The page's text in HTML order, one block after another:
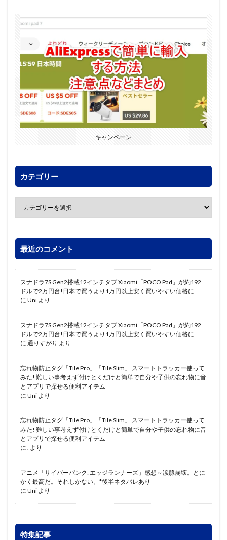
キャンペーン
カテゴリー
最近のコメント
スナドラ7S Gen2搭載12インチタブ Xiaomi「POCO Pad」が約192
ドルで2万円台!日本で買うより1万円以上安く買いやすい価格に
に Uni より
スナドラ7S Gen2搭載12インチタブ Xiaomi「POCO Pad」が約192
ドルで2万円台!日本で買うより1万円以上安く買いやすい価格に
に 通りすがり より
忘れ物防止タグ「Tile Pro」「Tile Slim」 スマートトラッカー使って
みた! 難しい事考えず付けとくだけと簡単で自分や子供の忘れ物に音
とアプリで探せる便利アイテム
に Uni より
忘れ物防止タグ「Tile Pro」「Tile Slim」 スマートトラッカー使って
みた! 難しい事考えず付けとくだけと簡単で自分や子供の忘れ物に音
とアプリで探せる便利アイテム
に . より
アニメ「サイバーパンク: エッジランナーズ」感想～涙腺崩壊。とに
かく最高だ。それしかない。*後半ネタバレあり
に Uni より
特集記事